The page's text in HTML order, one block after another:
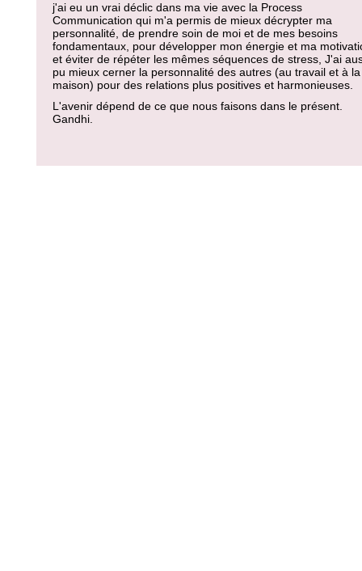
j'ai eu un vrai déclic dans ma vie avec la Process
Communication qui m'a permis de mieux décrypter ma
personnalité, de prendre soin de moi et de mes besoins
fondamentaux, pour développer mon énergie et ma
et éviter de répéter les mêmes séquences de stress, J'ai
pu mieux cerner la personnalité des autres (au travail et à la
maison) pour des relations plus positives et harmonieuses.
L'avenir dépend de ce que nous faisons dans le présent.
Gandhi.